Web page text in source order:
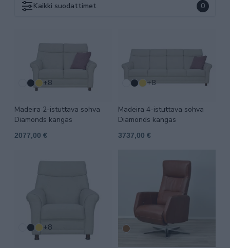
Kaikki suodattimet 0
+8
Madeira 2-istuttava sohva
Diamonds kangas
2077,00 €
+8
Madeira 4-istuttava sohva
Diamonds kangas
3737,00 €
+8